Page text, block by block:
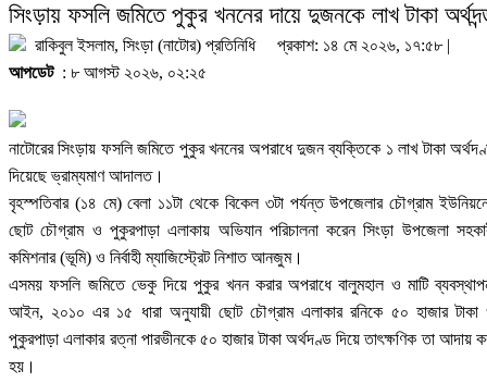
সিংড়ায় ফসলি জমিতে পুকুর খননের দায়ে দুজনকে লাখ টাকা
রাকিবুল ইসলাম, সিংড়া (নাটোর) প্রতিনিধি
প্রকাশ: ১৪ মে ২০২৬, ১৭:৫৮ |
আপডেট: ৮ আগস্ট ২০২৬, ০২:২৫
নাটোরের সিংড়ায় ফসলি জমিতে পুকুর খননের অপরাধে দুজন ব্যক্তিকে ১ লাখ টাকা
দিয়েছে ভ্রাম্যমাণ আদালত।
বৃহস্পতিবার (১৪ মে) বেলা ১১টা থেকে বিকেল ৩টা পর্যন্ত উপজেলার চৌগ্রাম
ছোট চৌগ্রাম ও পুকুরপাড়া এলাকায় অভিযান পরিচালনা করেন সিংড়া উপজেলা
কমিশনার (ভূমি) ও নির্বাহী ম্যাজিস্ট্রেট নিশাত আনজুম।
এসময় ফসলি জমিতে ভেকু দিয়ে পুকুর খনন করার অপরাধে বালুমহাল ও মাটি
আইন, ২০১০ এর ১৫ ধারা অনুযায়ী ছোট চৌগ্রাম এলাকার রনিকে ৫০ হাজার টাকা
পুকুরপাড়া এলাকার রত্না পারভীনকে ৫০ হাজার টাকা অর্থদণ্ড দিয়ে তাৎক্ষণিক তা আদায়
হয়।